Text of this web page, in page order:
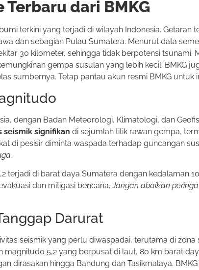
dari BMKG
terkini yang terjadi di wilayah Indonesia. Getaran
dan sebagian Pulau Sumatera. Menurut data
30 kilometer, sehingga tidak berpotensi tsunami.
gempa susulan yang lebih kecil. BMKG
sumbernya. Tetap pantau akun resmi BMKG untuk
dengan Badan Meteorologi, Klimatologi, dan
seismik signifikan di sejumlah titik rawan gempa,
di pesisir diminta waspada terhadap guncangan
terjadi di barat daya Sumatera dengan kedalaman
dan mitigasi bencana.Jangan abaikan
Darurat
seismik yang perlu diwaspadai, terutama di zona
magnitudo 5,2 yang berpusat di laut, 80 km barat
dirasakan hingga Bandung dan Tasikmalaya.